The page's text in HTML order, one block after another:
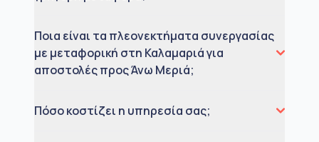
Ποια είναι τα πλεονεκτήματα συνεργασίας
με μεταφορική στη Καλαμαριά για
αποστολές προς Άνω Μεριά;
Πόσο κοστίζει η υπηρεσία σας;